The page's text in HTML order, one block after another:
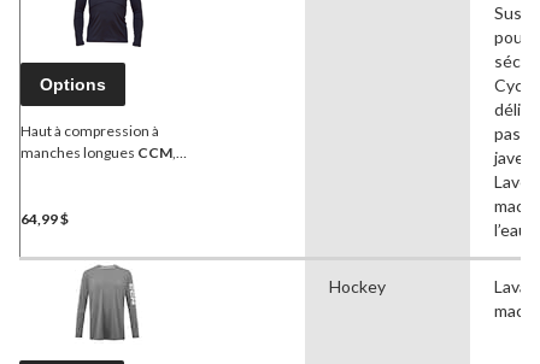
Options
Haut à compression à
manches longues CCM
64,99 $
pour
Cycle
pas
Laver
l’eau
Hockey